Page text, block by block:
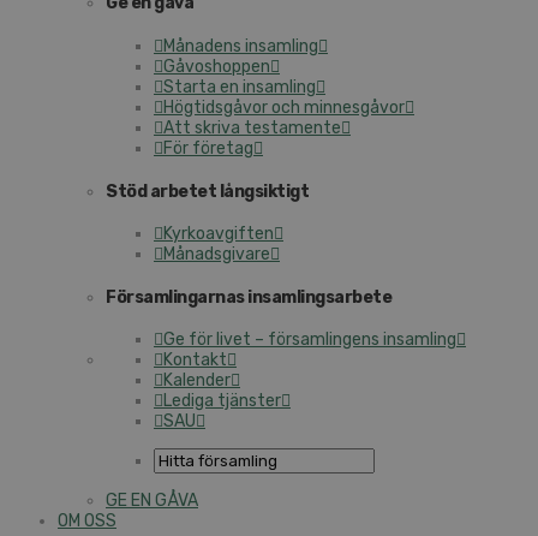
Månadens insamling
Gå­voshop­pen
Starta en insamling
Hög­tids­gå­vor och min­nes­gå­vor
Att skriva tes­ta­men­te
För företag
Stöd arbetet lång­sik­tigt
Kyr­ko­av­gif­ten
Må­nads­gi­va­re
För­sam­ling­ar­nas in­sam­lings­ar­be­te
Ge för livet – för­sam­ling­ens insamling
Kontakt
Kalender
Lediga tjänster
SAU
GE EN GÅVA
OM OSS